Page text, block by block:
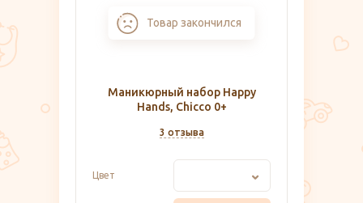
Товар закончился
Маникюрный набор Happy
Hands, Chicco 0+
3 отзыва
Цвет